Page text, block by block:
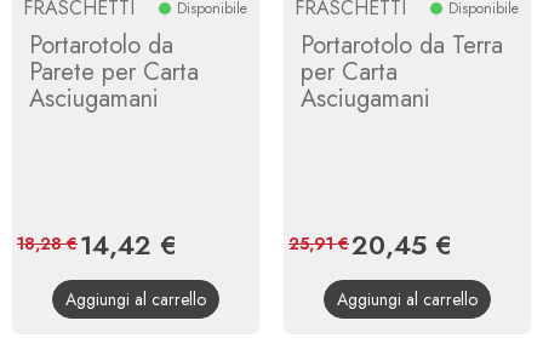
FRASCHETTI Disponibile
Portarotolo da
Parete per Carta
Asciugamani
Prezzo
14,42 €
base
18,28 €
Aggiungi al carrello
FRASCHETTI Disponibile
Portarotolo da Terra
per Carta
Asciugamani
Prezzo
20,45 €
base
25,91 €
Aggiungi al carrello